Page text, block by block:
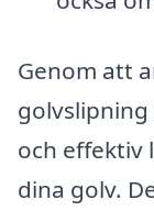
Genom att
och effektiv
dina golv.